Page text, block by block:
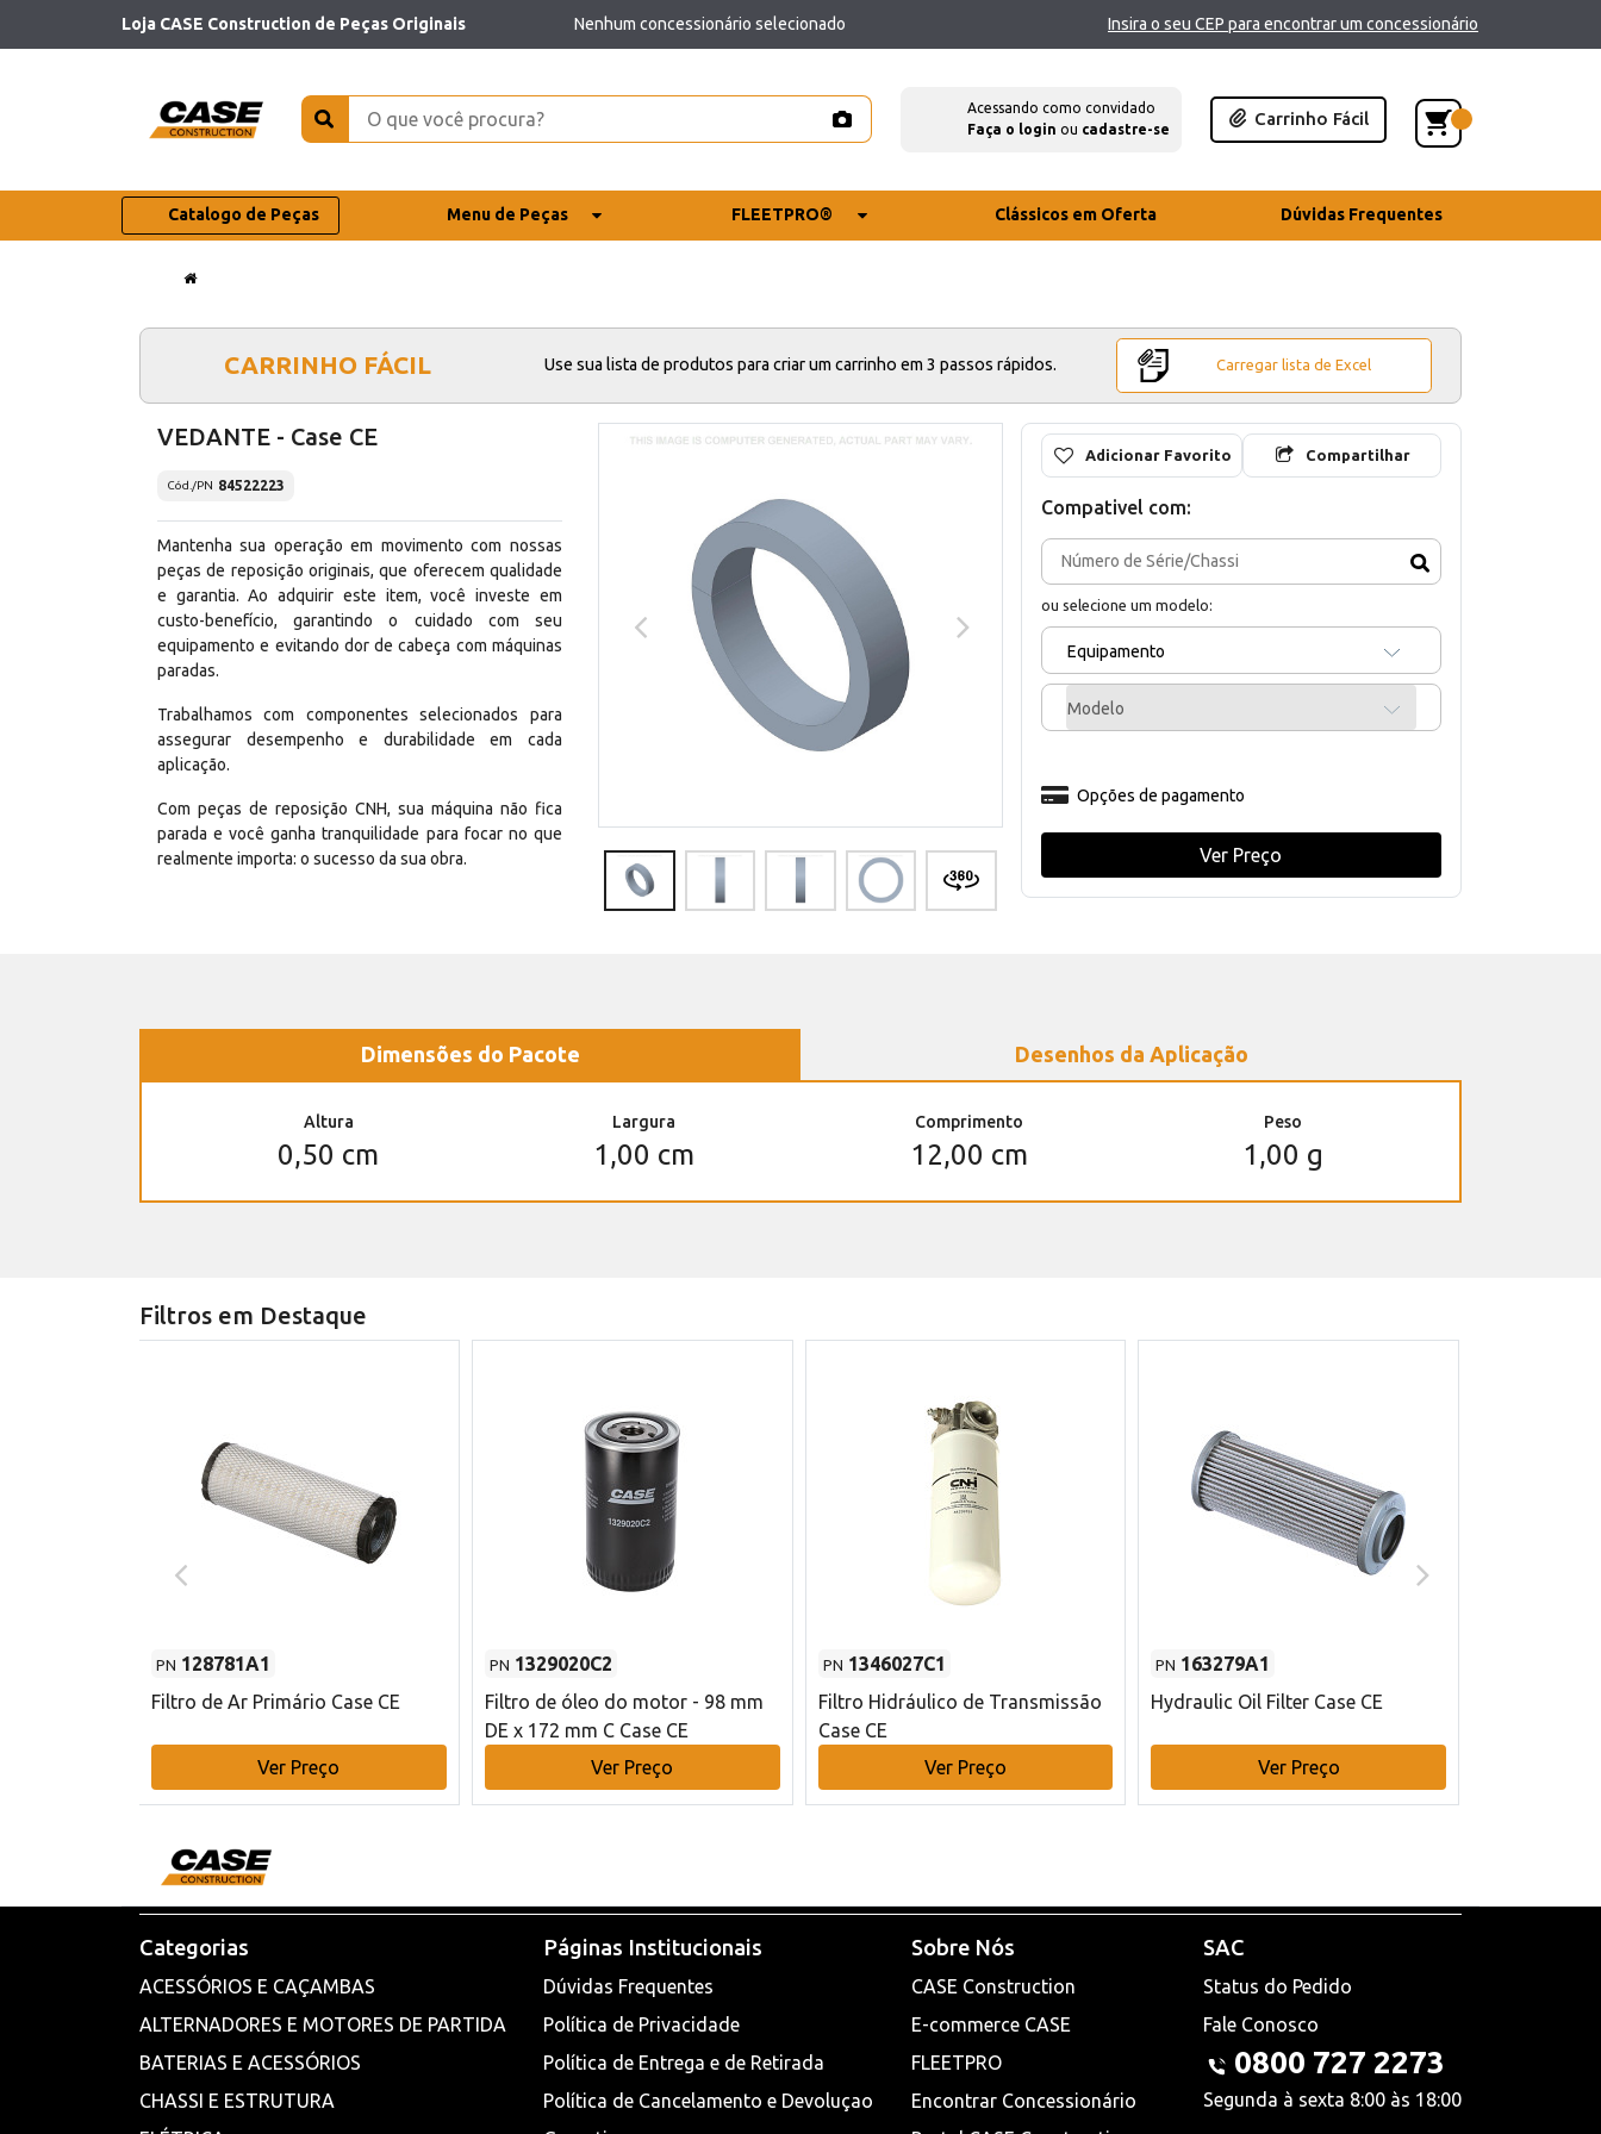
Loja CASE Construction de Peças Originais Nenhum concessionário selecionado Insira o seu CEP para encontrar um concessionário
Acessando como convidado
Faça o login ou cadastre-se
Carrinho Fácil
Catalogo de Peças Menu de Peças FLEETPRO® Clássicos em Oferta Dúvidas Frequentes
CARRINHO FÁCIL Use sua lista de produtos para criar um carrinho em 3 passos rápidos. Carregar lista de Excel
VEDANTE - Case CE
Cód./PN 84522223
Mantenha sua operação em movimento com nossas
peças de reposição originais, que oferecem qualidade
e garantia. Ao adquirir este item, você investe em
custo-benefício, garantindo o cuidado com seu
equipamento e evitando dor de cabeça com máquinas
paradas.
Trabalhamos com componentes selecionados para
assegurar desempenho e durabilidade em cada
aplicação.
Com peças de reposição CNH, sua máquina não fica
parada e você ganha tranquilidade para focar no que
realmente importa: o sucesso da sua obra.
Adicionar Favorito Compartilhar
Compativel com:
ou selecione um modelo:
Equipamento
Modelo
Opções de pagamento
Ver Preço
Dimensões do Pacote Desenhos da Aplicação
Altura
0,50 cm
Largura
1,00 cm
Comprimento
12,00 cm
Peso
1,00 g
Filtros em Destaque
PN 128781A1
Filtro de Ar Primário Case CE
Ver Preço
PN 1329020C2
Filtro de óleo do motor - 98 mm
DE x 172 mm C Case CE
Ver Preço
PN 1346027C1
Filtro Hidráulico de Transmissão
Case CE
Ver Preço
PN 163279A1
Hydraulic Oil Filter Case CE
Ver Preço
Categorias
ACESSÓRIOS E CAÇAMBAS
ALTERNADORES E MOTORES DE PARTIDA
BATERIAS E ACESSÓRIOS
CHASSI E ESTRUTURA
Páginas Institucionais
Dúvidas Frequentes
Política de Privacidade
Política de Entrega e de Retirada
Política de Cancelamento e Devoluçao
Sobre Nós
CASE Construction
E-commerce CASE
FLEETPRO
Encontrar Concessionário
SAC
Status do Pedido
Fale Conosco
0800 727 2273
Segunda à sexta 8:00 às 18:00